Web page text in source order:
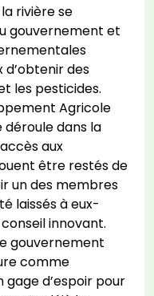
rivière se
gouvernement et
d’obtenir des
les pesticides.
Agricole
déroule dans la
aux
être restés de
un des membres
laissés à eux-
innovant.
gouvernement
comme
d’espoir pour